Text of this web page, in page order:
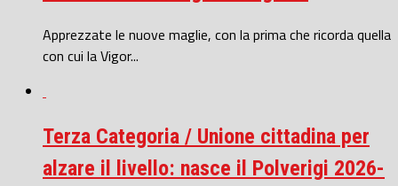
Apprezzate le nuove maglie, con la prima che ricorda quella
con cui la Vigor...
Terza Categoria / Unione cittadina per
alzare il livello: nasce il Polverigi 2026-